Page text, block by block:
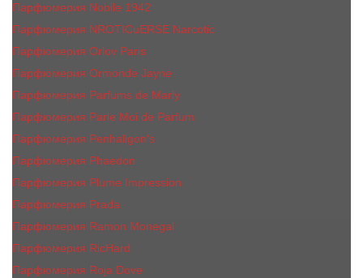
Парфюмерия Nobile 1942
Парфюмерия NROTICuERSE Narcotic
Парфюмерия Orlov Paris
Парфюмерия Ormonde Jayne
Парфюмерия Parfums de Marly
Парфюмерия Parle Moi de Parfum
Парфюмерия Penhaligon's
Парфюмерия Phaedon
Парфюмерия Plume Impression
Парфюмерия Prada
Парфюмерия Ramon Monegal
Парфюмерия RicHard
Парфюмерия Roja Dove